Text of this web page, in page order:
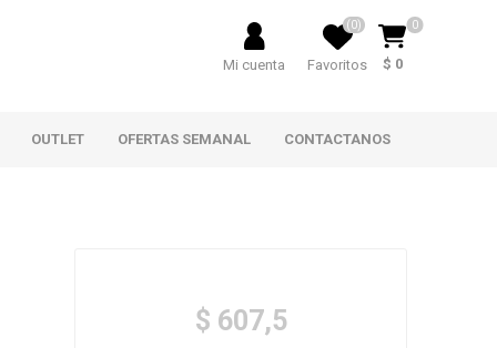
Mi cuenta Favoritos
(0) 0
$ 0
OUTLET OFERTAS SEMANAL CONTACTANOS
$ 607,5